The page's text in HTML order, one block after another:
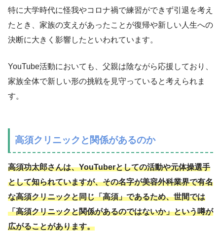
特に大学時代に怪我やコロナ禍で練習ができず引退を考え
たとき、家族の支えがあったことが復帰や新しい人生への
決断に大きく影響したといわれています。
YouTube活動においても、父親は陰ながら応援しており、
家族全体で新しい形の挑戦を見守っていると考えられま
す。
高須クリニックと関係があるのか
高須功太郎さんは、YouTuberとしての活動や元体操選手
として知られていますが、その名字が美容外科業界で有名
な高須クリニックと同じ「高須」であるため、世間では
「高須クリニックと関係があるのではないか」という噂が
広がることがあります。